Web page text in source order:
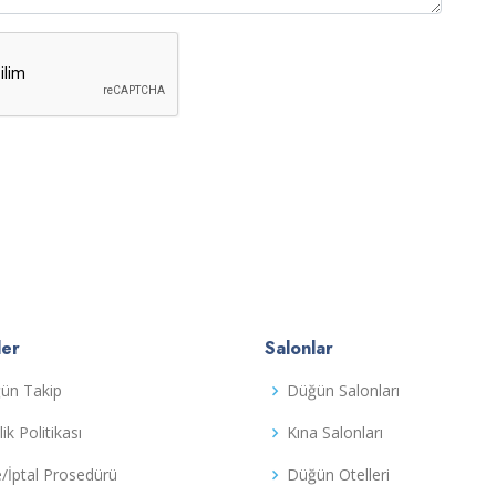
Takip
Politikası
İptal Prosedürü
Salonlar
Düğün Salonları
Kına Salonları
Düğün Otelleri